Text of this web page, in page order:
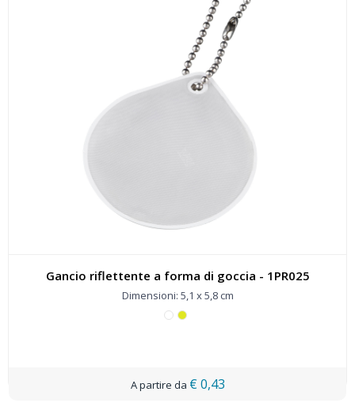
Gancio riflettente a forma di goccia - 1PR025
Dimensioni: 5,1 x 5,8 cm
€ 0,43